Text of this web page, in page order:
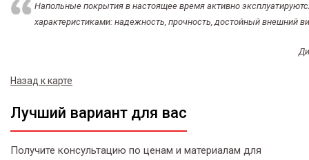
Напольные покрытия в настоящее время активно
характеристиками: надежность, прочность, достойный внешний
Назад к карте
Лучший вариант для вас
Получите консультацию по ценам и материалам для